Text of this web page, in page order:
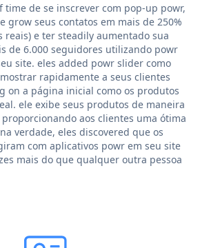
time de se inscrever com pop-up powr,
grow seus contatos em mais de 250%
reais) e ter steadily aumentado sua
de 6.000 seguidores utilizando powr
site. eles added powr slider como
rapidamente a seus clientes
on a página inicial como os produtos
ele exibe seus produtos de maneira
aos clientes uma ótima
verdade, eles discovered que os
com aplicativos powr em seu site
mais do que qualquer outra pessoa